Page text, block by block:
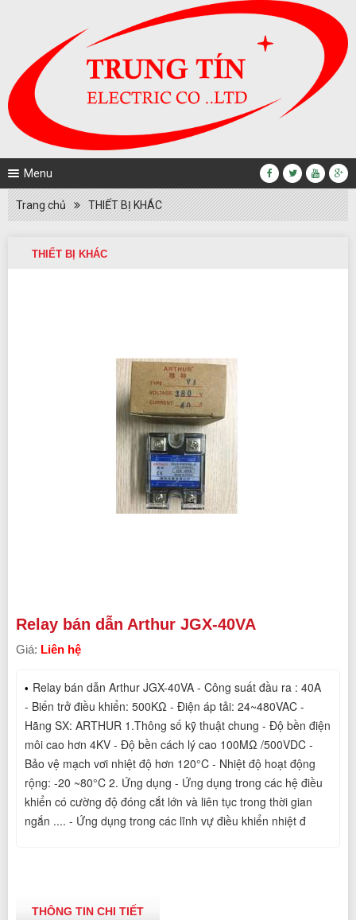
Menu
Trang chủ THIẾT BỊ KHÁC
THIẾT BỊ KHÁC
Relay bán dẫn Arthur JGX-40VA
Giá: Liên hệ
Relay bán dẫn Arthur JGX-40VA - Công suất đầu ra : 40A
- Biến trở điều khiển: 500KΩ - Điện áp tải: 24~480VAC -
Hãng SX: ARTHUR 1.Thông số kỹ thuật chung - Độ bền điện
môi cao hơn 4KV - Độ bền cách lý cao 100MΩ /500VDC -
Bảo vệ mạch vơi nhiệt độ hơn 120°C - Nhiệt độ hoạt động
rộng: -20 ~80°C 2. Ứng dụng - Ứng dụng trong các hệ điều
khiển có cường độ đóng cắt lớn và liên tục trong thời gian
ngắn .... - Ứng dụng trong các lĩnh vự điều khiển nhiệt đ
THÔNG TIN CHI TIẾT